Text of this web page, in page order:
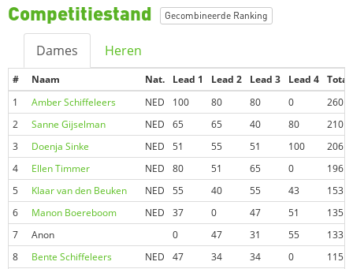
Competitiestand Gecombineerde Ranking
Dames Heren
# Naam Nat. Lead 1 Lead 2 Lead 3 Lead 4
1
Amber Schiffeleers NED 100 80 80 0
260
2
Sanne Gijselman NED 65 65 40 80
210
3
Doenja Sinke NED 51 55 51 100
206
4
Ellen Timmer NED 80 51 65 0
196
5
Klaar van den Beuken NED 55 40 55 43
153
6
Manon Boereboom NED 37 0 47 51
135
7
Anon 0 47 31 55
133
8
Bente Schiffeleers NED 47 34 34 0
115